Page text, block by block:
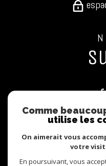
Comme
utilise les
On aimerait vous
votre
En poursuivant, vous